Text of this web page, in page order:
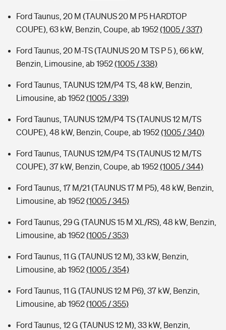
Ford Taunus, 20 M (TAUNUS 20 M P5 HARDTOP
COUPE), 63 kW, Benzin, Coupe, ab 1952(1005 / 337)
Ford Taunus, 20 M-TS (TAUNUS 20 M TS P 5 ), 66 kW,
Benzin, Limousine, ab 1952(1005 / 338)
Ford Taunus, TAUNUS 12M/P4 TS, 48 kW, Benzin,
Limousine, ab 1952(1005 / 339)
Ford Taunus, TAUNUS 12M/P4 TS (TAUNUS 12 M/TS
COUPE), 48 kW, Benzin, Coupe, ab 1952(1005 / 340)
Ford Taunus, TAUNUS 12M/P4 TS (TAUNUS 12 M/TS
COUPE), 37 kW, Benzin, Coupe, ab 1952(1005 / 344)
Ford Taunus, 17 M/21 (TAUNUS 17 M P5), 48 kW, Benzin,
Limousine, ab 1952(1005 / 345)
Ford Taunus, 29 G (TAUNUS 15 M XL/RS), 48 kW, Benzin,
Limousine, ab 1952(1005 / 353)
Ford Taunus, 11 G (TAUNUS 12 M), 33 kW, Benzin,
Limousine, ab 1952(1005 / 354)
Ford Taunus, 11 G (TAUNUS 12 M P6), 37 kW, Benzin,
Limousine, ab 1952(1005 / 355)
Ford Taunus, 12 G (TAUNUS 12 M), 33 kW, Benzin,